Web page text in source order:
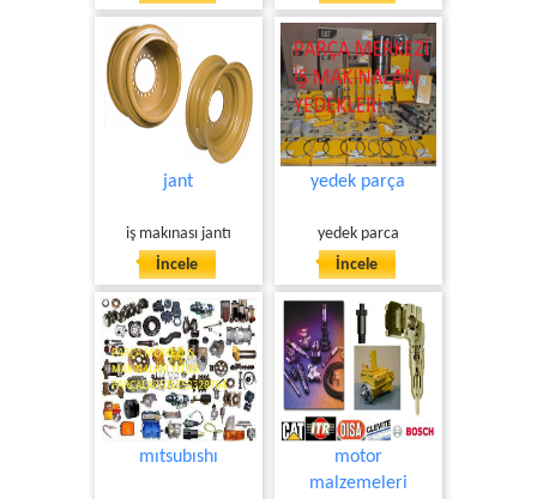
jant
iş makınası jantı
İncele
yedek parça
yedek parca
İncele
mıtsubıshı
motor
malzemeleri